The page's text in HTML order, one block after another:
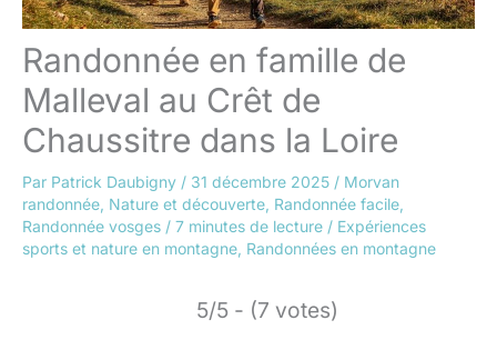
Randonnée en famille de
Malleval au Crêt de
Chaussitre dans la Loire
Par Patrick Daubigny / 31 décembre 2025 / Morvan
randonnée Nature et découverte Randonnée facile
Randonnée vosges / 7 minutes de lecture / Expériences
sports et nature en montagne Randonnées en montagne
5/5 - (7 votes)